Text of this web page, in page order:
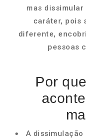
mas
caráter, pois
diferente,
pessoas
Por
A